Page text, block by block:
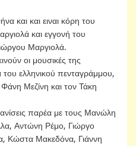
και και ειναι κόρη του
και εγγονή του
Μαργιολά.
οι μουσικές της
ελληνικού πενταγράμμου,
Μεζίνη και τον Τάκη
παρέα με τους Μανώλη
Αντώνη Ρέμο, Γιώργο
Κώστα Μακεδόνα, Γιάννη